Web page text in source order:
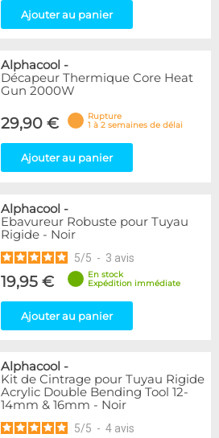
Ajouter au panier
Alphacool -
Décapeur Thermique Core Heat
Gun 2000W
29,90 €
Rupture
1 à 2 semaines de délai
Ajouter au panier
Alphacool -
Ebavureur Robuste pour Tuyau
Rigide - Noir
5/5 - 3 avis
19,95 €
En stock
Expédition immédiate
Ajouter au panier
Alphacool -
Kit de Cintrage pour Tuyau Rigide
Acrylic Double Bending Tool 12-
14mm & 16mm - Noir
5/5 - 4 avis